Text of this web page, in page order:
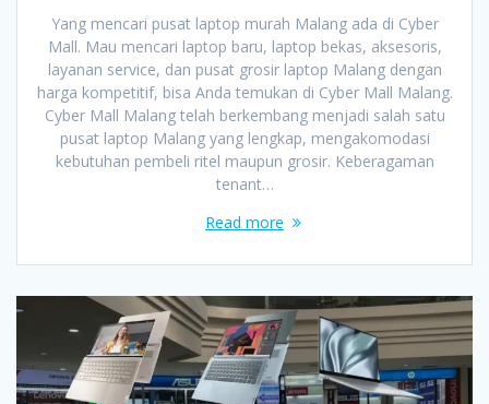
Yang mencari pusat laptop murah Malang ada di Cyber
Mall. Mau mencari laptop baru, laptop bekas, aksesoris,
layanan service, dan pusat grosir laptop Malang dengan
harga kompetitif, bisa Anda temukan di Cyber Mall Malang.
Cyber Mall Malang telah berkembang menjadi salah satu
pusat laptop Malang yang lengkap, mengakomodasi
kebutuhan pembeli ritel maupun grosir. Keberagaman
tenant…
Read more